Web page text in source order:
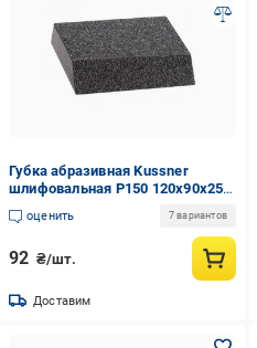
Губка абразивная Kussner
шлифовальная P150 120x90x25
мм (1000-240150)
оценить 7 вариантов
92 ₴/шт.
Доставим